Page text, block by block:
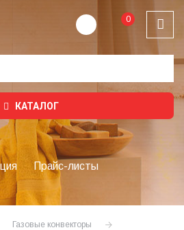
0
КАТАЛОГ
Прайс-листы
Газовые конвекторы